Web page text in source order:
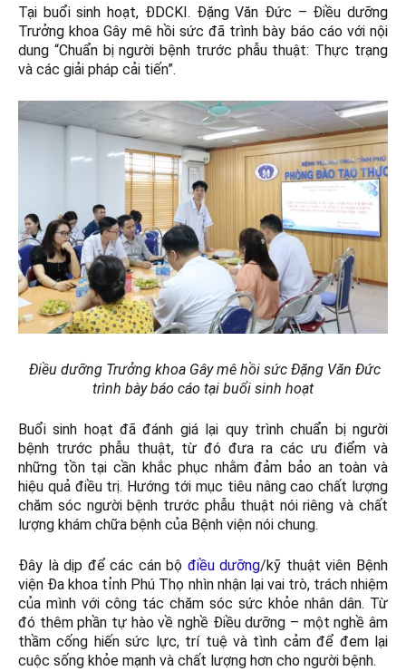
Tại buổi sinh hoạt, ĐDCKI. Đặng Văn Đức – Điều dưỡng
Trưởng khoa Gây mê hồi sức đã trình bày báo cáo với nội
dung “Chuẩn bị người bệnh trước phẫu thuật: Thực trạng
và các giải pháp cải tiến”.
Điều dưỡng Trưởng khoa Gây mê hồi sức Đặng Văn Đức
trình bày báo cáo tại buổi sinh hoạt
Buổi sinh hoạt đã đánh giá lại quy trình chuẩn bị người
bệnh trước phẫu thuật, từ đó đưa ra các ưu điểm và
những tồn tại cần khắc phục nhằm đảm bảo an toàn và
hiệu quả điều trị. Hướng tới mục tiêu nâng cao chất lượng
chăm sóc người bệnh trước phẫu thuật nói riêng và chất
lượng khám chữa bệnh của Bệnh viện nói chung.
Đây là dịp để các cán bộ điều dưỡng/kỹ thuật viên Bệnh
viện Đa khoa tỉnh Phú Thọ nhìn nhận lại vai trò, trách nhiệm
của mình với công tác chăm sóc sức khỏe nhân dân. Từ
đó thêm phần tự hào về nghề Điều dưỡng – một nghề âm
thầm cống hiến sức lực, trí tuệ và tình cảm để đem lại
cuộc sống khỏe mạnh và chất lượng hơn cho người bệnh.